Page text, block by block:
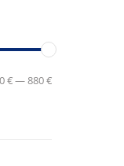
€—880 €